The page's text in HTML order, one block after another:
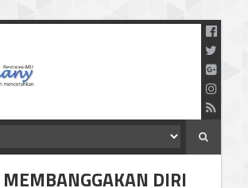
DIRI